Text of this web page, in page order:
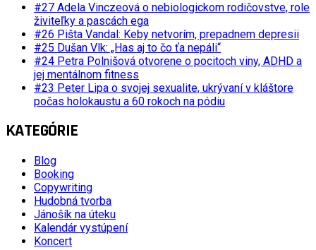
#27 Adela Vinczeová o nebiologickom rodičovstve, role
živiteľky a pascách ega
#26 Pišta Vandal: Keby netvorím, prepadnem depresii
#25 Dušan Vlk: „Has aj to čo ťa nepáli“
#24 Petra Polnišová otvorene o pocitoch viny, ADHD a
jej mentálnom fitness
#23 Peter Lipa o svojej sexualite, ukrývaní v kláštore
počas holokaustu a 60 rokoch na pódiu
KATEGÓRIE
Blog
Booking
Copywriting
Hudobná tvorba
Jánošík na úteku
Kalendár vystúpení
Koncert